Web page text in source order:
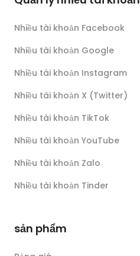
Nhiều tài khoản Facebook
Nhiều tài khoản Google
Nhiều tài khoản Instagram
Nhiều tài khoản X (Twitter)
Nhiều tài khoản TikTok
Nhiều tài khoản YouTube
Nhiều tài khoản Zalo
Nhiều tài khoản Tinder
sản phẩm